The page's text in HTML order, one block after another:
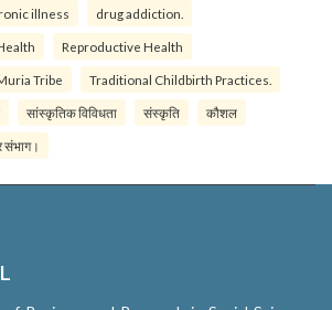
illness drug addiction.
Reproductive Health
Tribe Traditional Childbirth Practices.
सांस्कृतिक विविधता संस्कृति कौशल
संभाग।